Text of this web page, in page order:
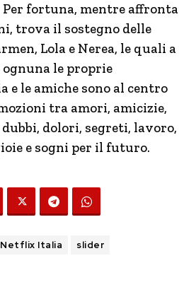
fortuna, mentre affronta
trova il sostegno delle
Lola e Nerea, le quali a
le proprie
e le amiche sono al centro
tra amori, amicizie,
dolori, segreti, lavoro,
e sogni per il futuro.
Netflix Italia slider